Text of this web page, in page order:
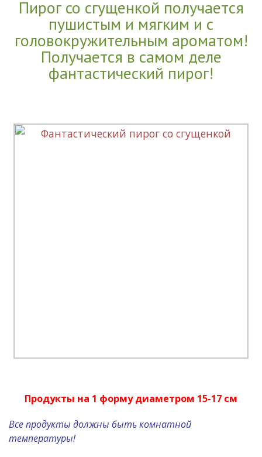
Пирог со сгущенкой получается
пушистым и мягким и с
головокружительным ароматом!
Получается в самом деле
фантастический пирог!
Продукты на 1 форму диаметром 15-17 см
Все продукты должны быть комнатной
температуры!